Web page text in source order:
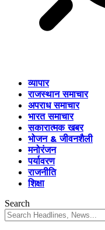
व्यापार
राजस्थान समाचार
अपराध समाचार
भारत समाचार
सकारात्मक खबर
भोजन & जीवनशैली
मनोरंजन
पर्यावरण
राजनीति
शिक्षा
Search